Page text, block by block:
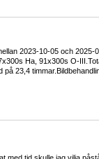
2023-10-05 och 2025-
Ha, 91x300s O-
23,4